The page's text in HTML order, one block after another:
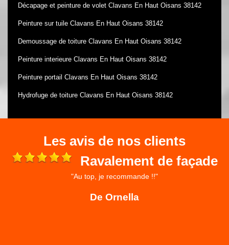
Décapage et peinture de volet Clavans En Haut Oisans 38142
Peinture sur tuile Clavans En Haut Oisans 38142
Demoussage de toiture Clavans En Haut Oisans 38142
Peinture interieure Clavans En Haut Oisans 38142
Peinture portail Clavans En Haut Oisans 38142
Hydrofuge de toiture Clavans En Haut Oisans 38142
Les avis de nos clients
Ravalement de façade
"Au top, je recommande !!"
De Ornella